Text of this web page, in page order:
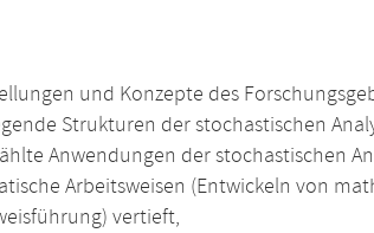
und Konzepte des
Strukturen der stochastischen
Anwendungen der stochastischen
Arbeitsweisen (Entwickeln von
vertieft,